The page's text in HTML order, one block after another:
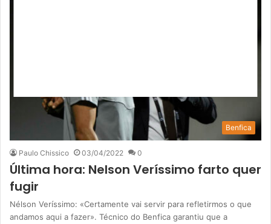
Benfica
Paulo Chissico 03/04/2022 0
Última hora: Nelson Veríssimo farto quer
fugir
Nélson Veríssimo: «Certamente vai servir para refletirmos o que
andamos aqui a fazer». Técnico do Benfica garantiu que a